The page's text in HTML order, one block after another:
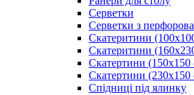
Серветки
Серветки з
Скатеритини
Скатеритини
Скатертини (150х150
Скатертини (230х150
Спідниці під ялинку